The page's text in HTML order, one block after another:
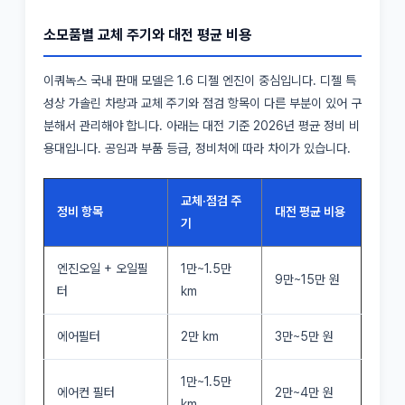
소모품별 교체 주기와 대전 평균 비용
이쿼녹스 국내 판매 모델은 1.6 디젤 엔진이 중심입니다. 디젤 특
성상 가솔린 차량과 교체 주기와 점검 항목이 다른 부분이 있어 구
분해서 관리해야 합니다. 아래는 대전 기준 2026년 평균 정비 비
용대입니다. 공임과 부품 등급, 정비처에 따라 차이가 있습니다.
정비 항목
교체·점검 주
기
대전 평균 비용
엔진오일 + 오일필
터
1만~1.5만
km
9만~15만 원
에어필터 2만 km 3만~5만 원
에어컨 필터
1만~1.5만
2만~4만 원